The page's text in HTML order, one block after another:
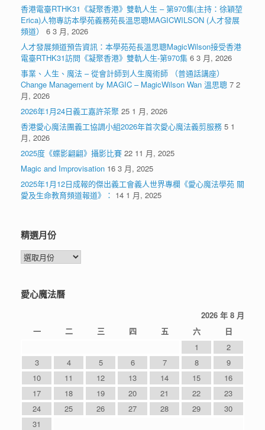
香港電臺RTHK31《凝聚香港》雙軌人生 – 第970集(主持：徐穎堃
Erica)人物專訪本學苑義務苑長溫思聰MAGICWILSON (人才發展
頻道）
6 3 月, 2026
人才發展頻道預告資訊：本學苑苑長溫思聰MagicWilson接受香港
電臺RTHK31訪問《凝聚香港》雙軌人生-第970集 6 3 月, 2026
事業、人生、魔法 – 從會計師到人生魔術師 （普通話講座）
Change Management by MAGIC – MagicWilson Wan 溫思聰 7 2
月, 2026
2026年1月24日義工嘉許茶聚 25 1 月, 2026
香港愛心魔法團義工協調小組2026年首次愛心魔法義剪服務 5 1
月, 2026
2025度《蝶影翩翩》攝影比賽 22 11 月, 2025
Magic and Improvisation 16 3 月, 2025
2025年1月12日成報的傑出義工會義人世界專欄《愛心魔法學苑 關
愛及生命教育頻道報道》： 14 1 月, 2025
精選月份
精
選
份
愛心魔法曆
2026 年 8 月
一
二 三 四 五 六
日
1
2
3
4 5 6 7 8
9
10
11 12 13 14 15
16
17
18 19 20 21 22
23
24
25 26 27 28 29
30
31